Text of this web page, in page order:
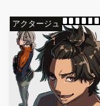
アクタージュ